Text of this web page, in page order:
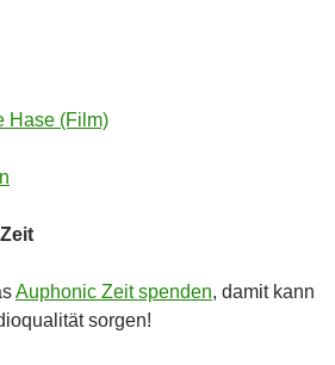
Hase (Film)
Auphonic Zeit spenden, damit kann
sorgen!